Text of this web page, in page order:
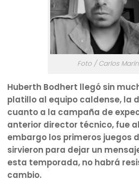
Foto / Carlos Marín
Huberth Bodhert llegó sin
platillo al equipo caldense, la
cuanto a la campaña de
anterior director técnico, fue
embargo los primeros juegos
sirvieron para dejar un
esta temporada, no habrá
cambio.